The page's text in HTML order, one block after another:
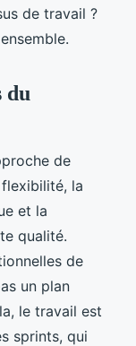
de travail ?
du
de
la
et la
qualité.
de
un plan
le travail est
sprints, qui